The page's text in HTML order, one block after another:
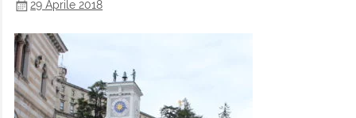
29 Aprile 2018